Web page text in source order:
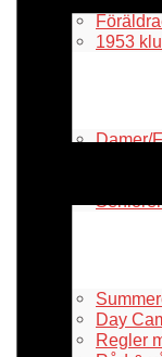
1953
Damer/
Day
Regler